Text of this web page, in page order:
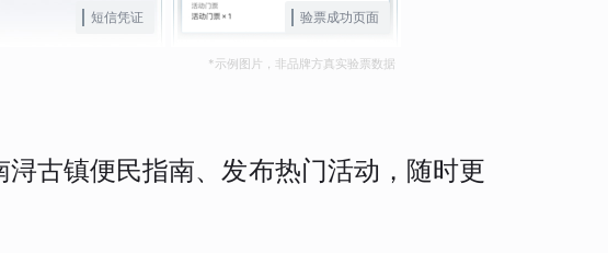
短信凭证 验票成功页面
*示例图片，非品牌方真实验票数据
古镇便民指南、发布热门活动，随时更